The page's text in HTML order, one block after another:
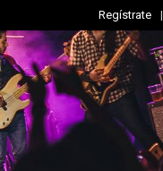
Regístrate